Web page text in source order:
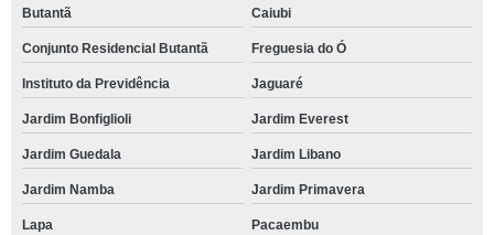
Butantã Caiubi
Conjunto Residencial Butantã Freguesia do Ó
Instituto da Previdência Jaguaré
Jardim Bonfiglioli Jardim Everest
Jardim Guedala Jardim Libano
Jardim Namba Jardim Primavera
Lapa Pacaembu